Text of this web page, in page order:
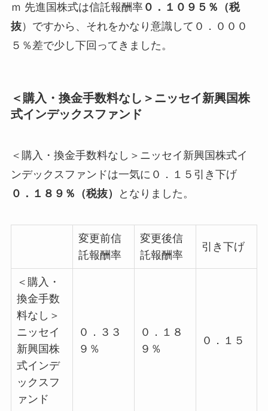
ｍ 先進国株式は信託報酬率０．１０９５％（税
抜）ですから、それをかなり意識して ０．０００
５％差で少し下回ってきました。
＜購入・換金手数料なし＞ニッセイ新興国株
式インデックスファンド
＜購入・換金手数料なし＞ニッセイ新興国株式イ
ンデックスファンドは一気に０．１５引き下げ
０．１８９％（税抜）
となりました。
変更前信
託報酬率
変更後信
託報酬率
引き下げ
＜購入・
換金手数
料なし＞
ニッセイ
新興国株
式インデ
ックスフ
ァンド
０．３３
９％
０．１８
９％
０．１５